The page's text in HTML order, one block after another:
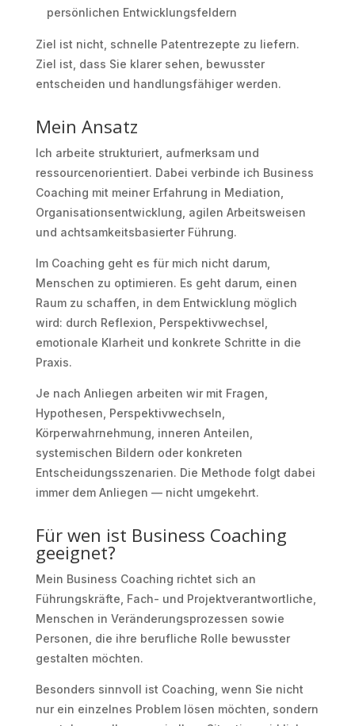
persönlichen Entwicklungsfeldern
Ziel ist nicht, schnelle Patentrezepte zu liefern.
Ziel ist, dass Sie klarer sehen, bewusster
entscheiden und handlungsfähiger werden.
Mein Ansatz
Ich arbeite strukturiert, aufmerksam und
ressourcenorientiert. Dabei verbinde ich Business
Coaching mit meiner Erfahrung in Mediation,
Organisationsentwicklung, agilen Arbeitsweisen
und achtsamkeitsbasierter Führung.
Im Coaching geht es für mich nicht darum,
Menschen zu optimieren. Es geht darum, einen
Raum zu schaffen, in dem Entwicklung möglich
wird: durch Reflexion, Perspektivwechsel,
emotionale Klarheit und konkrete Schritte in die
Praxis.
Je nach Anliegen arbeiten wir mit Fragen,
Hypothesen, Perspektivwechseln,
Körperwahrnehmung, inneren Anteilen,
systemischen Bildern oder konkreten
Entscheidungsszenarien. Die Methode folgt dabei
immer dem Anliegen — nicht umgekehrt.
Für wen ist Business Coaching
geeignet?
Mein Business Coaching richtet sich an
Führungskräfte, Fach- und Projektverantwortliche,
Menschen in Veränderungsprozessen sowie
Personen, die ihre berufliche Rolle bewusster
gestalten möchten.
Besonders sinnvoll ist Coaching, wenn Sie nicht
nur ein einzelnes Problem lösen möchten, sondern